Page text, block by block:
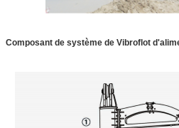
Composant de système de Vibroflot